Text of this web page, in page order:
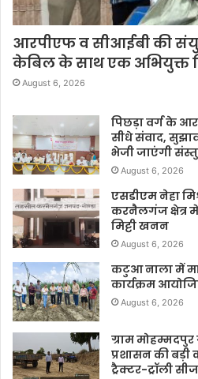
आरपीएफ व सीआईबी की
केबिल के साथ एक अभियुक्त
August 6, 2026
पिछड़ा वर्ग के
सीधे संवाद,
भेजी जाएंगी
August 6, 2026
एसडीएम नेहा
करनैलगंज क्षेत्र
मिट्टी खनन
August 6, 2026
कटुआ नाला में
कार्यक्रम
August 6, 2026
ग्राम
प्रशासन की बड़ी
ट्रैक्टर-ट्रॉली सीज